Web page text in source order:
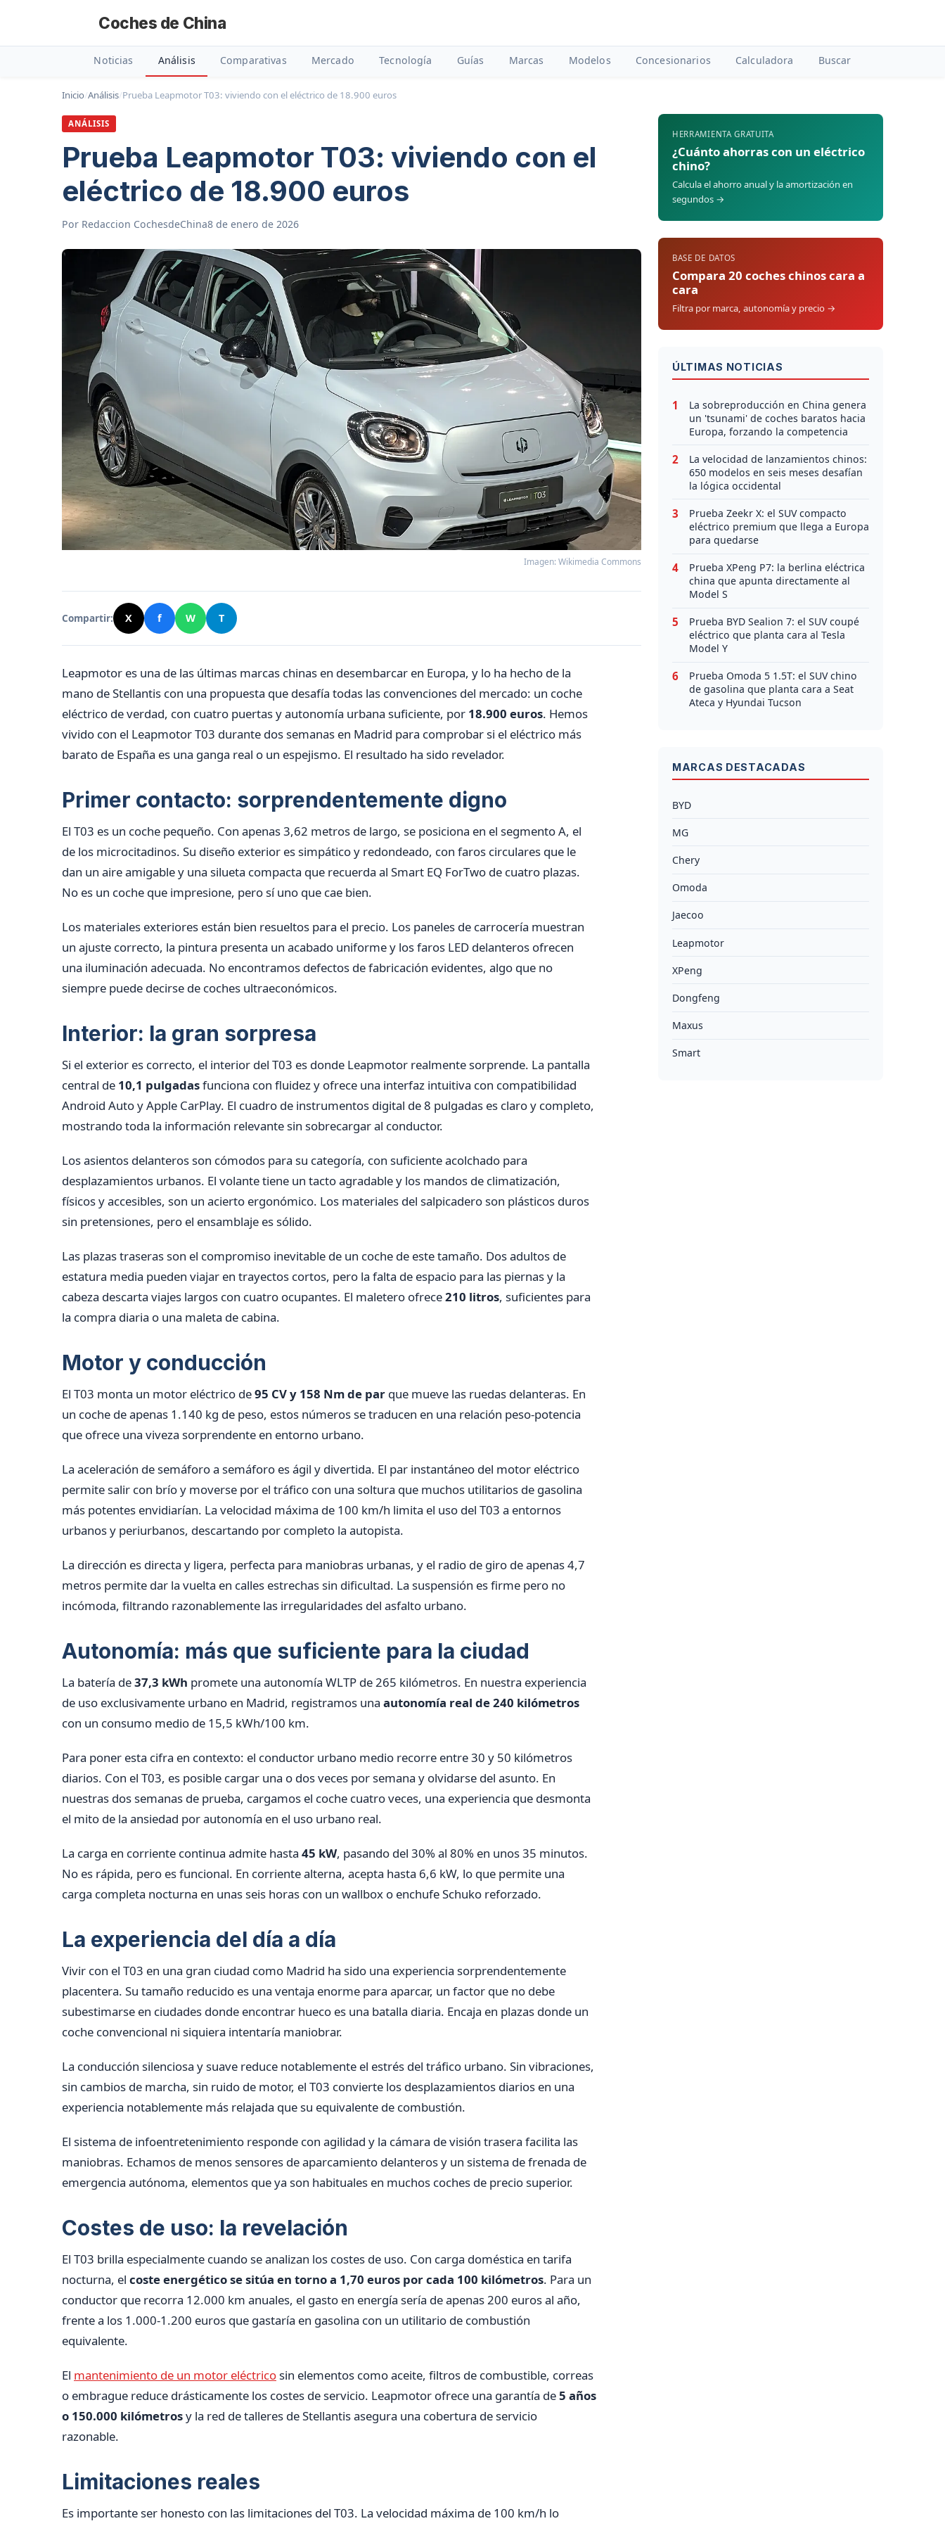
Coches de China
Noticias Análisis Comparativas Mercado Tecnología Guías Marcas Modelos Concesionarios Calculadora Buscar
Inicio/Análisis/Prueba Leapmotor T03: viviendo con el eléctrico de 18.900 euros
ANÁLISIS
Prueba Leapmotor T03: viviendo con el
eléctrico de 18.900 euros
Por Redaccion CochesdeChina8 de enero de 2026
Imagen: Wikimedia Commons
Compartir: X f W T
Leapmotor es una de las últimas marcas chinas en desembarcar en Europa, y lo ha hecho de la
mano de Stellantis con una propuesta que desafía todas las convenciones del mercado: un coche
eléctrico de verdad, con cuatro puertas y autonomía urbana suficiente, por 18.900 euros. Hemos
vivido con el Leapmotor T03 durante dos semanas en Madrid para comprobar si el eléctrico más
barato de España es una ganga real o un espejismo. El resultado ha sido revelador.
Primer contacto: sorprendentemente digno
El T03 es un coche pequeño. Con apenas 3,62 metros de largo, se posiciona en el segmento A, el
de los microcitadinos. Su diseño exterior es simpático y redondeado, con faros circulares que le
dan un aire amigable y una silueta compacta que recuerda al Smart EQ ForTwo de cuatro plazas.
No es un coche que impresione, pero sí uno que cae bien.
Los materiales exteriores están bien resueltos para el precio. Los paneles de carrocería muestran
un ajuste correcto, la pintura presenta un acabado uniforme y los faros LED delanteros ofrecen
una iluminación adecuada. No encontramos defectos de fabricación evidentes, algo que no
siempre puede decirse de coches ultraeconómicos.
Interior: la gran sorpresa
Si el exterior es correcto, el interior del T03 es donde Leapmotor realmente sorprende. La pantalla
central de 10,1 pulgadasfunciona con fluidez y ofrece una interfaz intuitiva con compatibilidad
Android Auto y Apple CarPlay. El cuadro de instrumentos digital de 8 pulgadas es claro y completo,
mostrando toda la información relevante sin sobrecargar al conductor.
Los asientos delanteros son cómodos para su categoría, con suficiente acolchado para
desplazamientos urbanos. El volante tiene un tacto agradable y los mandos de climatización,
físicos y accesibles, son un acierto ergonómico. Los materiales del salpicadero son plásticos duros
sin pretensiones, pero el ensamblaje es sólido.
Las plazas traseras son el compromiso inevitable de un coche de este tamaño. Dos adultos de
estatura media pueden viajar en trayectos cortos, pero la falta de espacio para las piernas y la
cabeza descarta viajes largos con cuatro ocupantes. El maletero ofrece210 litros, suficientes para
la compra diaria o una maleta de cabina.
Motor y conducción
El T03 monta un motor eléctrico de95 CV y 158 Nm de par que mueve las ruedas delanteras. En
un coche de apenas 1.140 kg de peso, estos números se traducen en una relación peso-potencia
que ofrece una viveza sorprendente en entorno urbano.
La aceleración de semáforo a semáforo es ágil y divertida. El par instantáneo del motor eléctrico
permite salir con brío y moverse por el tráfico con una soltura que muchos utilitarios de gasolina
más potentes envidiarían. La velocidad máxima de 100 km/h limita el uso del T03 a entornos
urbanos y periurbanos, descartando por completo la autopista.
La dirección es directa y ligera, perfecta para maniobras urbanas, y el radio de giro de apenas 4,7
metros permite dar la vuelta en calles estrechas sin dificultad. La suspensión es firme pero no
incómoda, filtrando razonablemente las irregularidades del asfalto urbano.
Autonomía: más que suficiente para la ciudad
La batería de37,3 kWh promete una autonomía WLTP de 265 kilómetros. En nuestra experiencia
de uso exclusivamente urbano en Madrid, registramos una autonomía real de 240 kilómetros
con un consumo medio de 15,5 kWh/100 km.
Para poner esta cifra en contexto: el conductor urbano medio recorre entre 30 y 50 kilómetros
diarios. Con el T03, es posible cargar una o dos veces por semana y olvidarse del asunto. En
nuestras dos semanas de prueba, cargamos el coche cuatro veces, una experiencia que desmonta
el mito de la ansiedad por autonomía en el uso urbano real.
La carga en corriente continua admite hasta 45 kW, pasando del 30% al 80% en unos 35 minutos.
No es rápida, pero es funcional. En corriente alterna, acepta hasta 6,6 kW, lo que permite una
carga completa nocturna en unas seis horas con un wallbox o enchufe Schuko reforzado.
La experiencia del día a día
Vivir con el T03 en una gran ciudad como Madrid ha sido una experiencia sorprendentemente
placentera. Su tamaño reducido es una ventaja enorme para aparcar, un factor que no debe
subestimarse en ciudades donde encontrar hueco es una batalla diaria. Encaja en plazas donde un
coche convencional ni siquiera intentaría maniobrar.
La conducción silenciosa y suave reduce notablemente el estrés del tráfico urbano. Sin vibraciones,
sin cambios de marcha, sin ruido de motor, el T03 convierte los desplazamientos diarios en una
experiencia notablemente más relajada que su equivalente de combustión.
El sistema de infoentretenimiento responde con agilidad y la cámara de visión trasera facilita las
maniobras. Echamos de menos sensores de aparcamiento delanteros y un sistema de frenada de
emergencia autónoma, elementos que ya son habituales en muchos coches de precio superior.
Costes de uso: la revelación
El T03 brilla especialmente cuando se analizan los costes de uso. Con carga doméstica en tarifa
nocturna, el coste energético se sitúa en torno a 1,70 euros por cada 100 kilómetros. Para un
conductor que recorra 12.000 km anuales, el gasto en energía sería de apenas 200 euros al año,
frente a los 1.000-1.200 euros que gastaría en gasolina con un utilitario de combustión
equivalente.
El mantenimiento de un motor eléctricosin elementos como aceite, filtros de combustible, correas
o embrague reduce drásticamente los costes de servicio. Leapmotor ofrece una garantía de5 años
o 150.000 kilómetrosy la red de talleres de Stellantis asegura una cobertura de servicio
razonable.
Limitaciones reales
Es importante ser honesto con las limitaciones del T03. La velocidad máxima de 100 km/h lo
HERRAMIENTA GRATUITA
¿Cuánto ahorras con un eléctrico
chino?
Calcula el ahorro anual y la amortización en
segundos →
BASE DE DATOS
Compara 20 coches chinos cara a
cara
Filtra por marca, autonomía y precio →
ÚLTIMAS NOTICIAS
1
La sobreproducción en China genera
un 'tsunami' de coches baratos hacia
Europa, forzando la competencia
2
La velocidad de lanzamientos chinos:
650 modelos en seis meses desafían
la lógica occidental
3
Prueba Zeekr X: el SUV compacto
eléctrico premium que llega a Europa
para quedarse
4
Prueba XPeng P7: la berlina eléctrica
china que apunta directamente al
Model S
5
Prueba BYD Sealion 7: el SUV coupé
eléctrico que planta cara al Tesla
Model Y
6
Prueba Omoda 5 1.5T: el SUV chino
de gasolina que planta cara a Seat
Ateca y Hyundai Tucson
MARCAS DESTACADAS
BYD
MG
Chery
Omoda
Jaecoo
Leapmotor
XPeng
Dongfeng
Maxus
Smart